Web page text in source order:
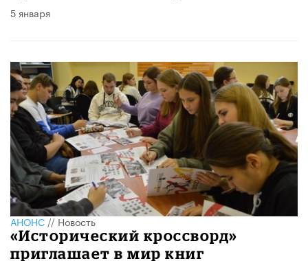
5 января
АНОНС//Новость
«Исторический кроссворд»
приглашает в мир книг